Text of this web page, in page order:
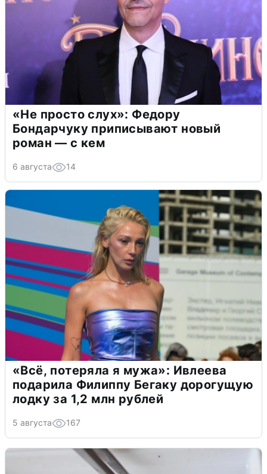
«Не просто слух»: Федору
Бондарчуку приписывают новый
роман — с кем
6 августа 14
«Всё, потеряла я мужа»: Ивлеева
подарила Филиппу Бегаку дорогущую
лодку за 1,2 млн рублей
5 августа 167